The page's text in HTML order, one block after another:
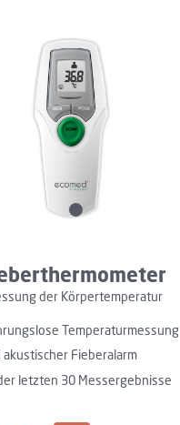
der Körpertemperatur
Temperaturmessung
Fieberalarm
letzten 30 Messergebnisse